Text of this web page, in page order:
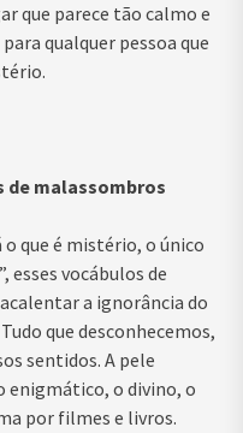
que parece tão calmo e
qualquer pessoa que
de malassombros
o que é mistério, o único
esses vocábulos de
a ignorância do
que desconhecemos,
sentidos. A pele
enigmático, o divino, o
por filmes e livros.